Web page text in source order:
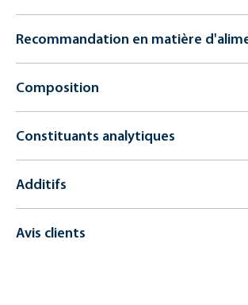
Recommandation en matière
Composition
Constituants analytiques
Additifs
Avis clients